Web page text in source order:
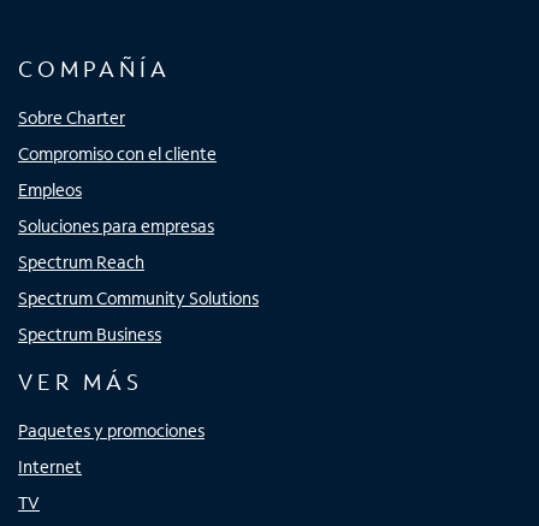
COMPAÑÍA
Sobre Charter
Compromiso con el cliente
Empleos
Soluciones para empresas
Spectrum Reach
Spectrum Community Solutions
Spectrum Business
VER MÁS
Paquetes y promociones
Internet
TV